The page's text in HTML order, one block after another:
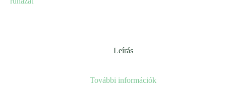
Leírás
További információk